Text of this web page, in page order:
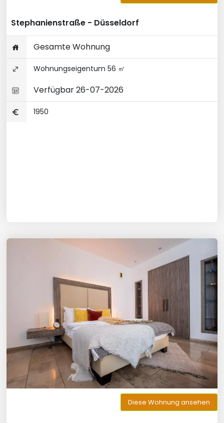
Stephanienstraße - Düsseldorf
Gesamte Wohnung
Wohnungseigentum 56 ㎡
Verfügbar 26-07-2026
1950
Diese Wohnung ansehen